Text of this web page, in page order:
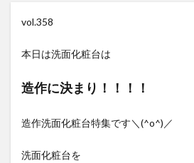
vol.358
本日は洗面化粧台は
造作に決まり！！！！
造作洗面化粧台特集です＼(^o^)／
洗面化粧台を